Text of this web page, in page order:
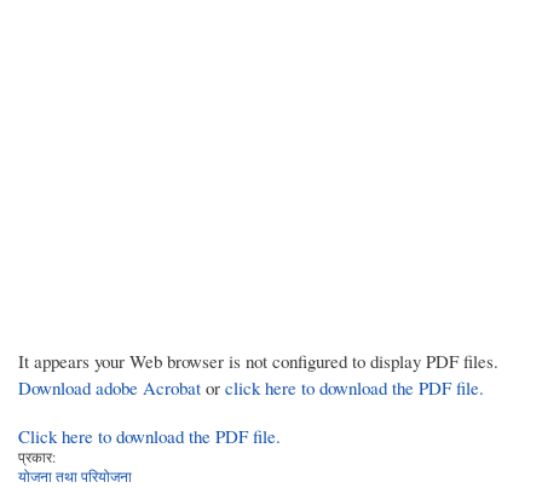
It appears your Web browser is not configured to display PDF files.
Download adobe Acrobat or click here to download the PDF file.
Click here to download the PDF file.
प्रकार:
योजना तथा परियोजना